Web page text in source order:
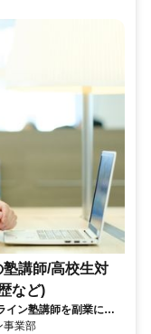
塾講師/高校生対
など)
イン塾講師を副業に！
事業部